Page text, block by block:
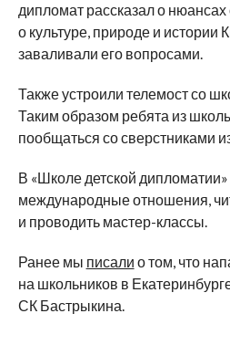
дипломат рассказал о нюансах
о культуре, природе и истории
заваливали его вопросами.
Также устроили телемост со
Таким образом ребята из
пообщаться сосверстниками
В «Школе детской дипломатии»
международные отношения,
и проводить мастер-классы.
Ранее мы писали о том, что
на школьников в
СК Бастрыкина.